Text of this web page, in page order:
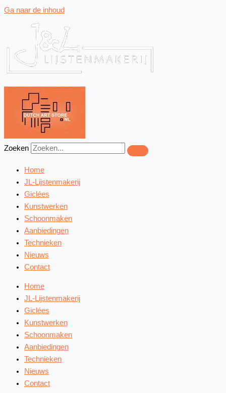
Ga naar de inhoud
Zoeken
Home
JL-Lijstenmakerij
Giclées
Kunstwerken
Schoonmaken
Aanbiedingen
Technieken
Nieuws
Contact
Home
JL-Lijstenmakerij
Giclées
Kunstwerken
Schoonmaken
Aanbiedingen
Technieken
Nieuws
Contact